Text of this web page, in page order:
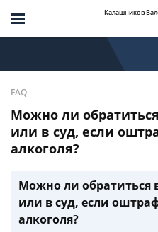
Калашников
FAQ
Можно ли
или в суд, если
алкоголя?
Можно ли обратиться
или в суд, если
алкоголя?